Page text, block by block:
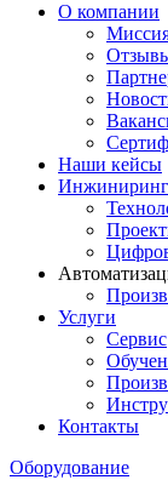
О компании
Наши кейсы
Инжиниринг
Услуги
Сервис
Контакты
Оборудование